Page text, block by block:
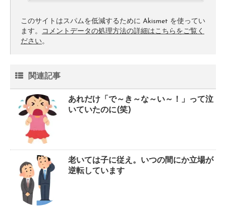
このサイトはスパムを低減するために Akismet を使ってい
ます。
コメントデータの処理方法の詳細はこちらをご覧く
ださい。
関連記事
あれだけ「で～き～な～い～！」って泣
いていたのに(笑)
老いては子に従え。いつの間にか立場が
逆転しています